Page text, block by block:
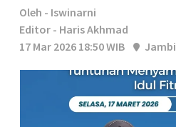
Oleh - Iswinarni
Editor - Haris Akhmad
17 Mar 2026 18:50 WIB
Jambi